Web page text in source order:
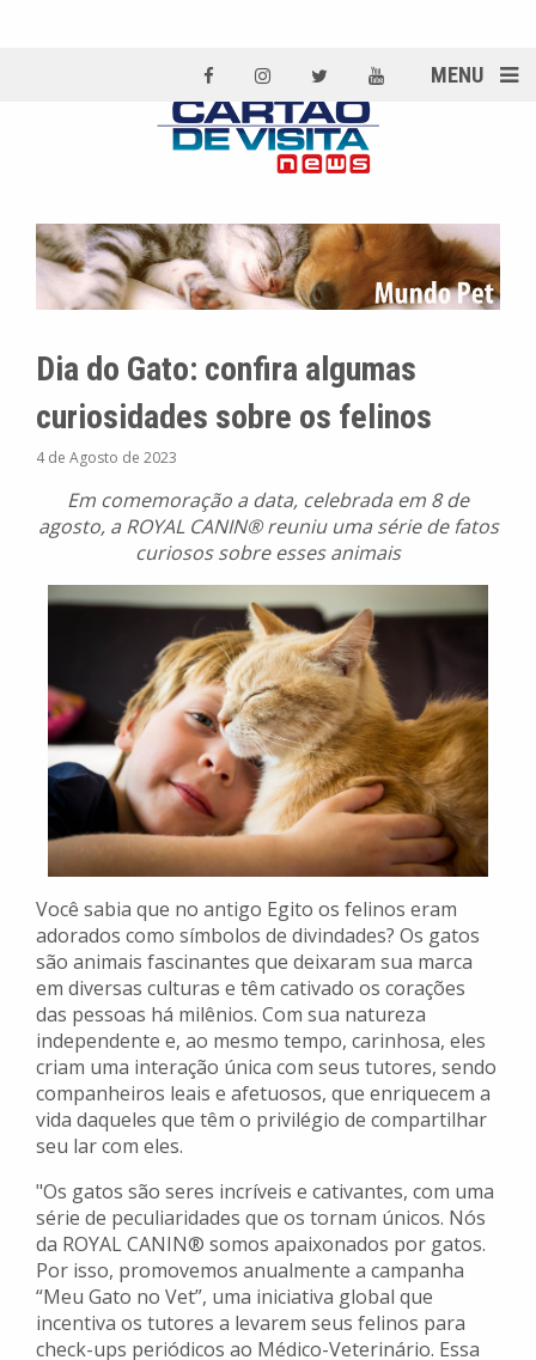
MENU
Dia do Gato: confira algumas
curiosidades sobre os felinos
4 de Agosto de 2023
Em comemoração a data, celebrada em 8 de
agosto, a ROYAL CANIN® reuniu uma série de fatos
curiosos sobre esses animais
Você sabia que no antigo Egito os felinos eram
adorados como símbolos de divindades? Os gatos
são animais fascinantes que deixaram sua marca
em diversas culturas e têm cativado os corações
das pessoas há milênios. Com sua natureza
independente e, ao mesmo tempo, carinhosa, eles
criam uma interação única com seus tutores, sendo
companheiros leais e afetuosos, que enriquecem a
vida daqueles que têm o privilégio de compartilhar
seu lar com eles.
"Os gatos são seres incríveis e cativantes, com uma
série de peculiaridades que os tornam únicos. Nós
da ROYAL CANIN® somos apaixonados por gatos.
Por isso, promovemos anualmente a campanha
“Meu Gato no Vet”, uma iniciativa global que
incentiva os tutores a levarem seus felinos para
check-ups periódicos ao Médico-Veterinário. Essa